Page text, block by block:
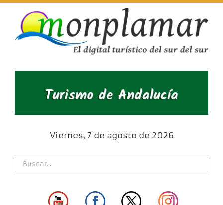
Skip
content
Viernes, 7 de agosto de 2026